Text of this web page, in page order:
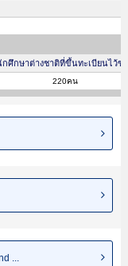
ศึกษาต่างชาติที่ขึ้นทะเบียนไว้ข
220คน
...